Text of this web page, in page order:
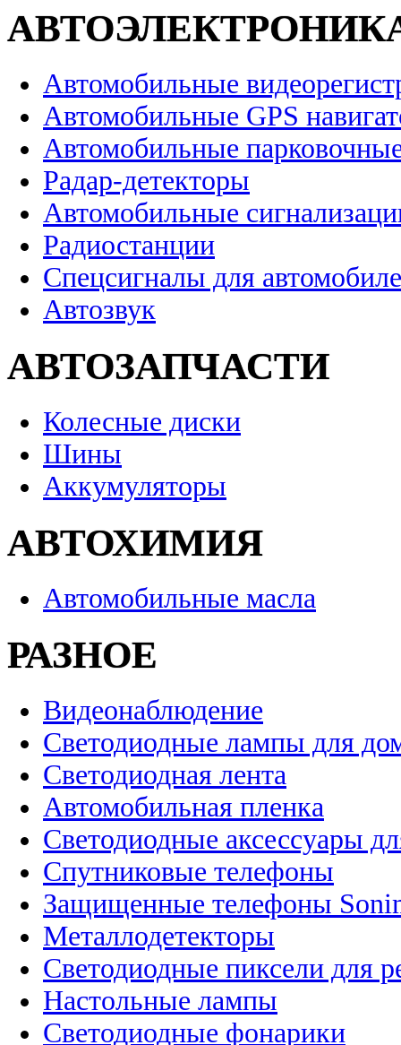
Автомобильные
Автомобильные GPS
Автомобильные
Радар-детекторы
Автомобильные
Радиостанции
Спецсигналы для
Автозвук
АВТОЗАПЧАСТИ
Колесные диски
Шины
Аккумуляторы
АВТОХИМИЯ
Автомобильные масла
РАЗНОЕ
Видеонаблюдение
Светодиодные лампы для
Светодиодная лента
Автомобильная пленка
Светодиодные аксессуары
Спутниковые телефоны
Защищенные телефоны
Металлодетекторы
Светодиодные пиксели для
Настольные лампы
Светодиодные фонарики